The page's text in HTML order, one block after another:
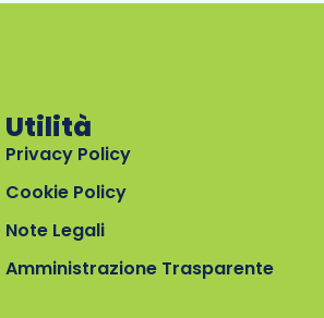
Utilità
Privacy Policy
Cookie Policy
Note Legali
Amministrazione Trasparente